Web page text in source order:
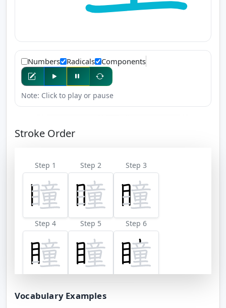
Numbers Radicals Components
Note: Click to play or pause
Stroke Order
Step 1 Step 2 Step 3
Step 4 Step 5 Step 6
Vocabulary Examples